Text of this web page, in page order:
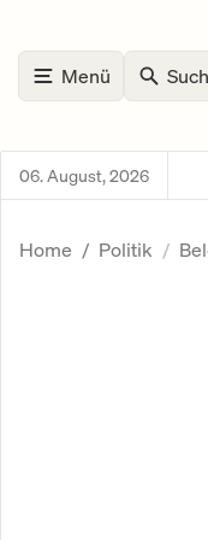
Menü
06. August, 2026
Home Politik